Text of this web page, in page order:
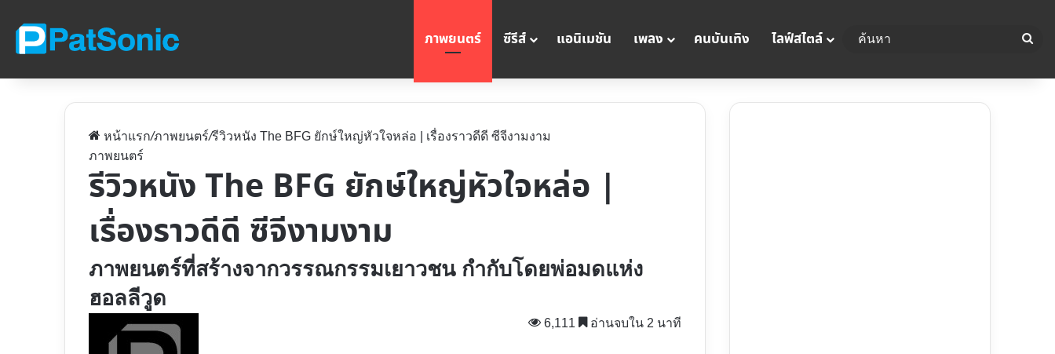
ภาพยนตร์ ซีรีส์ แอนิเมชัน เพลง คนบันเทิง ไลฟ์สไตล์
หน้าแรก/ภาพยนตร์/รีวิวหนัง The BFG ยักษ์ใหญ่หัวใจหล่อ | เรื่องราวดีดี ซีจีงามงาม
ภาพยนตร์
รีวิวหนัง The BFG ยักษ์ใหญ่หัวใจหล่อ |
เรื่องราวดีดี ซีจีงามงาม
ภาพยนตร์ที่สร้างจากวรรณกรรมเยาวชน กำกับโดยพ่อมดแห่ง
ฮอลลีวูด
6,111 อ่านจบใน 2 นาที